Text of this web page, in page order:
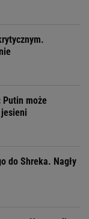
Putin może
do Shreka. Nagły